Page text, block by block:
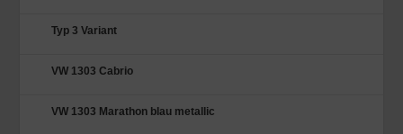
Typ 3 Variant
VW 1303 Cabrio
VW 1303 Marathon blau metallic